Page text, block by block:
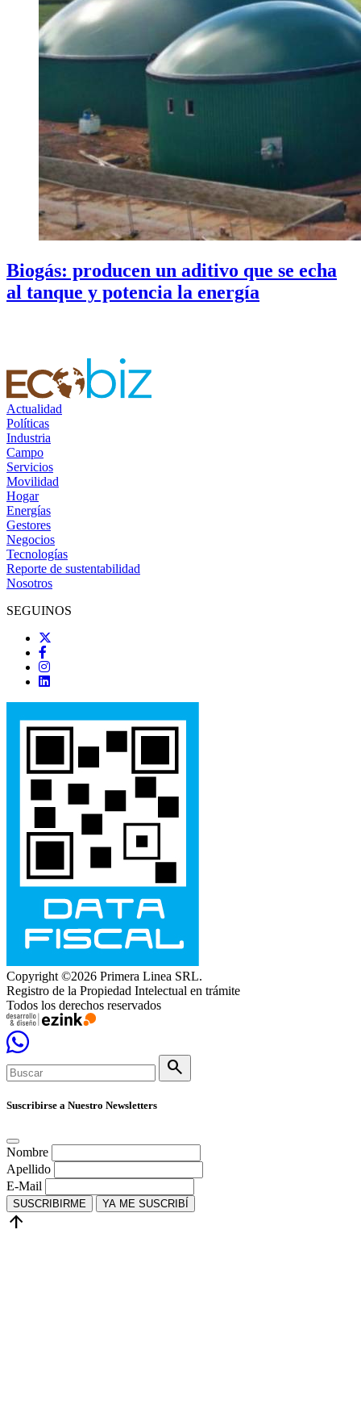
Biogás: producen un aditivo que se echa
al tanque y potencia la energía
Actualidad
Políticas
Industria
Campo
Servicios
Movilidad
Hogar
Energías
Gestores
Negocios
Tecnologías
Reporte de sustentabilidad
Nosotros
SEGUINOS
Copyright ©2026 Primera Linea SRL.
Registro de la Propiedad Intelectual en trámite
Todos los derechos reservados
search
Suscribirse a Nuestro Newsletters
Nombre
Apellido
E-Mail
SUSCRIBIRME YA ME SUSCRIBÍ
arrow_upward